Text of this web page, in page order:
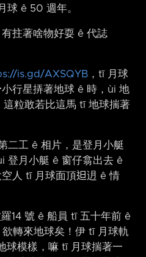
球 ê 50 週年。
拄著啥物好耍 ê 代誌
is.gd/AXSQYB ，tī 月球
行星挵著地球 ê 時，ùi 地
粒敢若比這馬 tī 地球揣著
二工 ê 相片，是登月小艇
登月小艇 ê 窗仔翕出去 ê
人 tī 月球面頂𨑨迌 ê 情
14 號 ê 船員 tī 五十年前 ê
轉來地球矣！伊 tī 月球軌
球模樣，嘛 tī 月球揣著一